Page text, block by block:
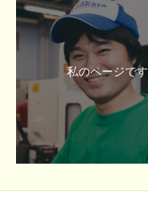
私のページです